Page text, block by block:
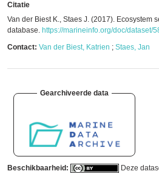
Citatie
Van der Biest K., Staes J. (2017). Ecosystem
database. https://marineinfo.org/doc/dataset/
Contact: Van der Biest, Katrien ; Staes, Jan
Gearchiveerde data
Beschikbaarheid: Deze